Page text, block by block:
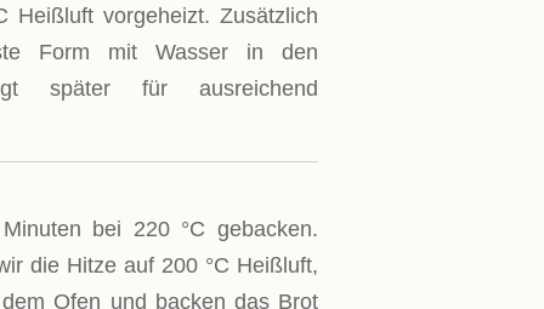
Heißluft vorgeheizt. Zusätzlich
Form mit Wasser in den
später für ausreichend
bei 220 °C gebacken.
die Hitze auf 200 °C Heißluft,
Ofen und backen das Brot